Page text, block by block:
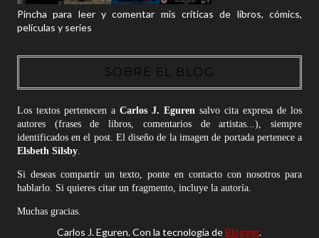
Pincha para leer y comentar mis críticas de libros, cómics,
películas y series
SOBRE EL BLOG
Los textos pertenecen a Carlos J. Egurensalvo cita expresa de los
autores (frases de libros, comentarios de artistas...), siempre
identificados en el post. El diseño de la imagen de portada pertenece a
Elsbeth Silsby.
Si deseas compartir un texto, ponte en contacto con nosotros para
hablarlo. Si quieres citar un fragmento, incluye la autoría.
Muchas gracias.
Carlos J. Eguren. Con la tecnología deBlogger.